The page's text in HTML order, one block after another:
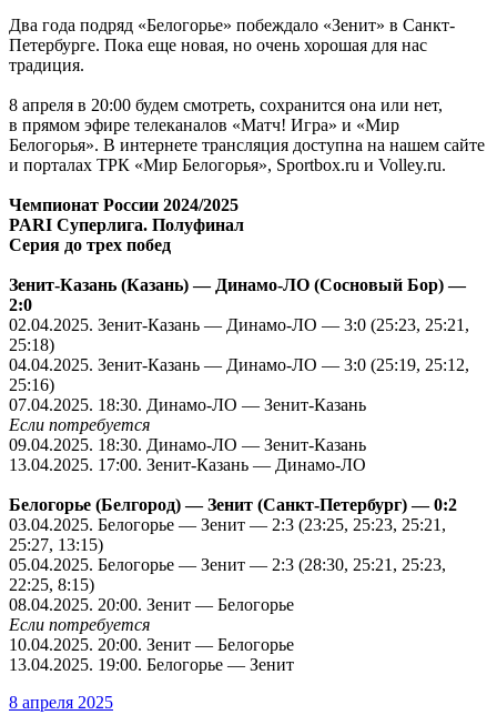
Два года подряд «Белогорье» побеждало «Зенит» в Санкт-
Петербурге. Пока еще новая, но очень хорошая для нас
традиция.
8 апреля в 20:00 будем смотреть, сохранится она или нет,
в прямом эфире телеканалов «Матч! Игра» и «Мир
Белогорья». В интернете трансляция доступна на нашем сайте
и порталах ТРК «Мир Белогорья», Sportbox.ru и Volley.ru.
Чемпионат России 2024/2025
PARI Суперлига. Полуфинал
Серия до трех побед
Зенит-Казань (Казань) — Динамо-ЛО (Сосновый Бор) —
2:0
02.04.2025. Зенит-Казань — Динамо-ЛО — 3:0 (25:23, 25:21,
25:18)
04.04.2025. Зенит-Казань — Динамо-ЛО — 3:0 (25:19, 25:12,
25:16)
07.04.2025. 18:30. Динамо-ЛО — Зенит-Казань
Если потребуется
09.04.2025. 18:30. Динамо-ЛО — Зенит-Казань
13.04.2025. 17:00. Зенит-Казань — Динамо-ЛО
Белогорье (Белгород) — Зенит (Санкт-Петербург) — 0:2
03.04.2025. Белогорье — Зенит — 2:3 (23:25, 25:23, 25:21,
25:27, 13:15)
05.04.2025. Белогорье — Зенит — 2:3 (28:30, 25:21, 25:23,
22:25, 8:15)
08.04.2025. 20:00. Зенит — Белогорье
Если потребуется
10.04.2025. 20:00. Зенит — Белогорье
13.04.2025. 19:00. Белогорье — Зенит
8 апреля 2025